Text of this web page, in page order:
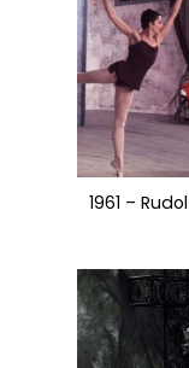
1961 –